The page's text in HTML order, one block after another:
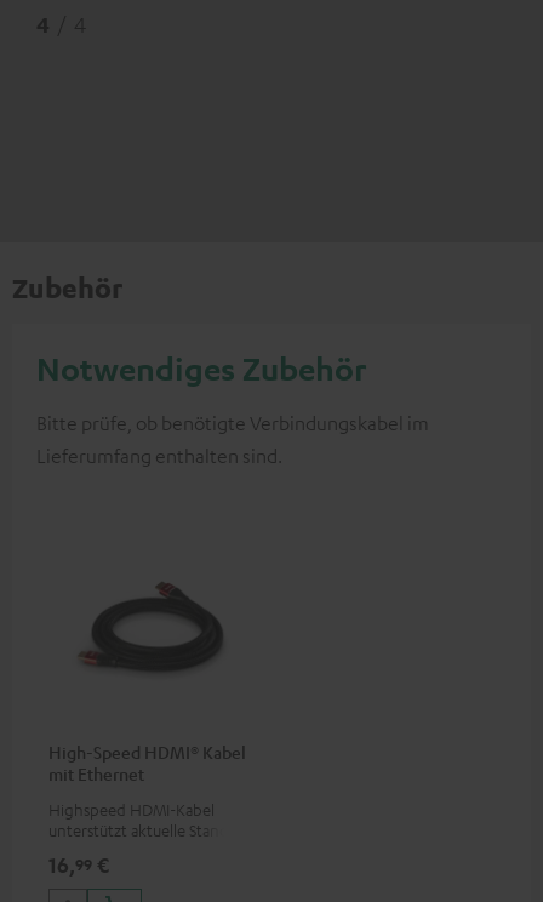
Zubehör
Notwendiges Zubehör
Bitte prüfe, ob benötigte Verbindungskabel im
Lieferumfang enthalten sind.
High-Speed HDMI® Kabel
mit Ethernet
Highspeed HDMI-Kabel
unterstützt aktuelle Standards
16,99 €